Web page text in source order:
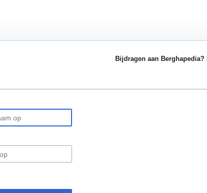
Bijdragen aan Berghapedia?